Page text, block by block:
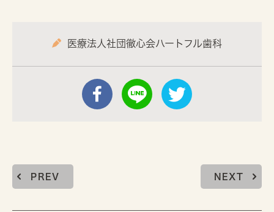
医療法人社団徹心会ハートフル歯科
PREV NEXT